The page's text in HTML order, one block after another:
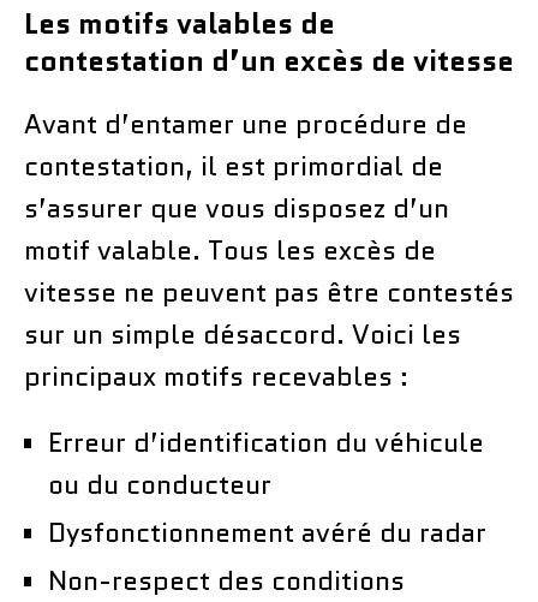
Les motifs valables de
contestation d’un excès de vitesse
Avant d’entamer une procédure de
contestation, il est primordial de
s’assurer que vous disposez d’un
motif valable. Tous les excès de
vitesse ne peuvent pas être contestés
sur un simple désaccord. Voici les
principaux motifs recevables :
Erreur d’identification du véhicule
ou du conducteur
Dysfonctionnement avéré du radar
Non-respect des conditions